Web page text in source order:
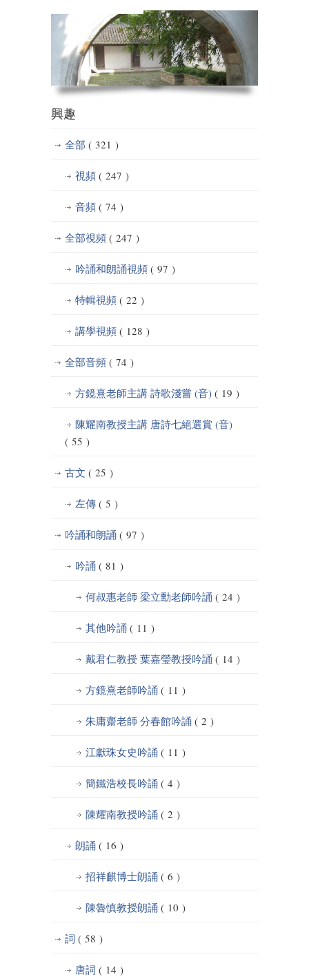
興趣
全部 ( 321 )
視頻 ( 247 )
音頻 ( 74 )
全部視頻 ( 247 )
吟誦和朗誦視頻 ( 97 )
特輯視頻 ( 22 )
講學視頻 ( 128 )
全部音頻 ( 74 )
方鏡熹老師主講 詩歌淺嘗 (音) ( 19 )
陳耀南教授主講 唐詩七絕選賞 (音)
( 55 )
古文 ( 25 )
左傳 ( 5 )
吟誦和朗誦 ( 97 )
吟誦 ( 81 )
何叔惠老師 梁立勳老師吟誦 ( 24 )
其他吟誦 ( 11 )
戴君仁教授 葉嘉瑩教授吟誦 ( 14 )
方鏡熹老師吟誦 ( 11 )
朱庸齋老師 分春館吟誦 ( 2 )
江獻珠女史吟誦 ( 11 )
簡鐵浩校長吟誦 ( 4 )
陳耀南教授吟誦 ( 2 )
朗誦 ( 16 )
招祥麒博士朗誦 ( 6 )
陳魯慎教授朗誦 ( 10 )
詞 ( 58 )
唐詞 ( 14 )